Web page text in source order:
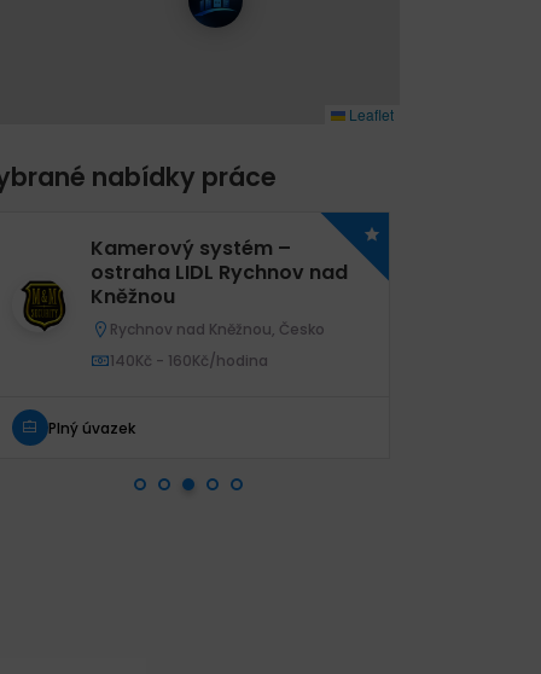
Leaflet
nabídky práce
Kamerový systém –
ostraha LIDL Rychnov nad
Kněžnou
Rychnov nad Kněžnou, Česko
140Kč - 160Kč/hodina
Plný úvazek